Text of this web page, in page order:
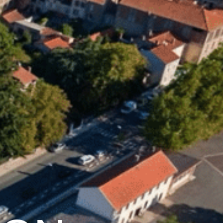
Services pratiques 28 °C